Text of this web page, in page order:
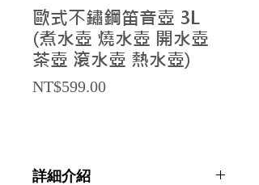
歐式不鏽鋼笛音壺 3L
(煮水壺 燒水壺 開水壺
茶壺 滾水壺 熱水壺)
NT$599.00Price
詳細介紹